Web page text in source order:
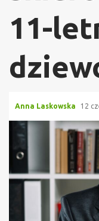
11-
Anna Laskowska 12